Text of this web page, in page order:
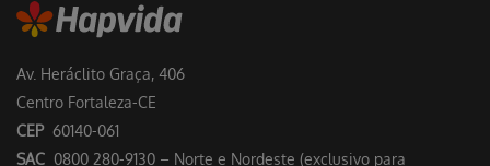
Av. Heráclito Graça, 406
Centro Fortaleza-CE
CEP 60140-061
SAC 0800 280-9130 – Norte e Nordeste (exclusivo para